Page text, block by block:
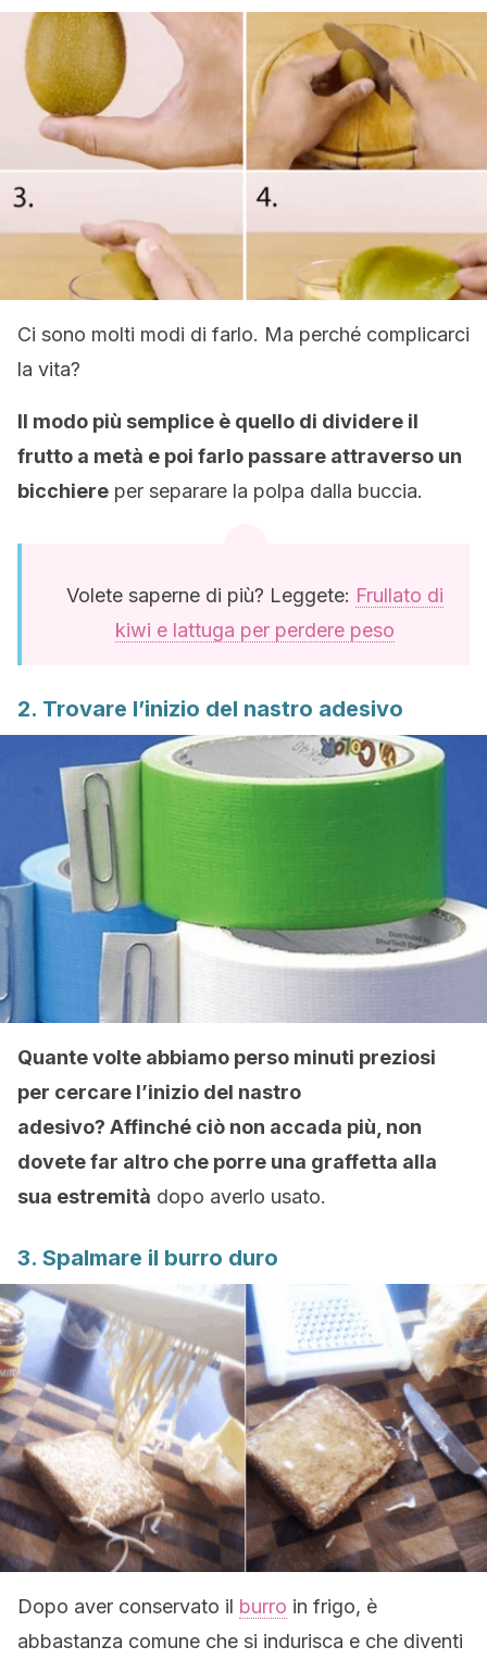
Ci sono molti modi di farlo. Ma perché complicarci
la vita?
Il modo più semplice è quello di dividere il
frutto a metà e poi farlo passare attraverso un
bicchiere per separare la polpa dalla buccia.
Volete saperne di più? Leggete: Frullato di
kiwi e lattuga per perdere peso
2. Trovare l’inizio del nastro adesivo
Quante volte abbiamo perso minuti preziosi
per cercare l’inizio del nastro
adesivo? Affinché ciò non accada più, non
dovete far altro che porre una graffetta alla
sua estremità dopo averlo usato.
3. Spalmare il burro duro
Dopo aver conservato il burro in frigo, è
abbastanza comune che si indurisca e che diventi